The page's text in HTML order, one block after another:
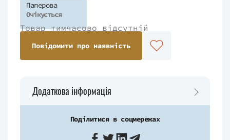
Паперова
Очікується
Товар тимчасово відсутній
Повідомити про наявність
Додаткова інформація
Поділитися в соцмережах